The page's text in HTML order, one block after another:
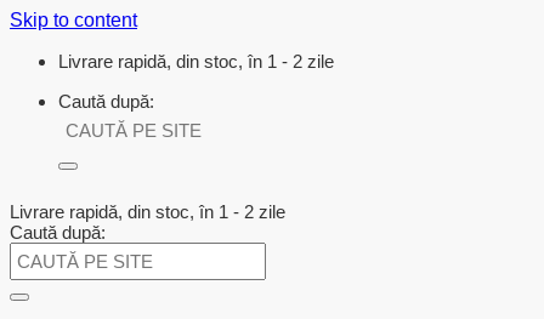
Skip to content
Livrare rapidă, din stoc, în 1 - 2 zile
Caută după:
Livrare rapidă, din stoc, în 1 - 2 zile
Caută după: